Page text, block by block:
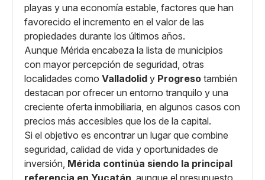
playas y una economía estable, factores que han
favorecido el incremento en el valor de las
propiedades durante los últimos años.
Aunque Mérida encabeza la lista de municipios
con mayor percepción de seguridad, otras
localidades como Valladolid y Progreso también
destacan por ofrecer un entorno tranquilo y una
creciente oferta inmobiliaria, en algunos casos con
precios más accesibles que los de la capital.
Si el objetivo es encontrar un lugar que combine
seguridad, calidad de vida y oportunidades de
inversión, Mérida continúa siendo la principal
referencia en Yucatán , aunque el presupuesto